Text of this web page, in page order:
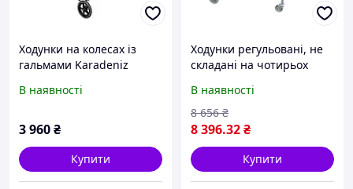
Ходунки на колесах із
гальмами Karadeniz
В наявності
3 960₴
Купити
Ходунки регульовані, не
складані на чотирьох
НТ-03-010
В наявності
8 396.32₴
8 656 ₴
Купити